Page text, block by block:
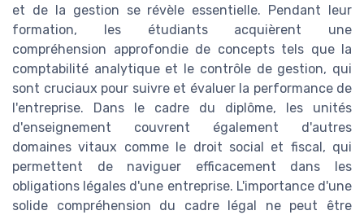
et de la gestion se révèle essentielle. Pendant leur
formation, les étudiants acquièrent une
compréhension approfondie de concepts tels que la
comptabilité analytique et le contrôle de gestion, qui
sont cruciaux pour suivre et évaluer la performance de
l'entreprise. Dans le cadre du diplôme, les unités
d'enseignement couvrent également d'autres
domaines vitaux comme le droit social et fiscal, qui
permettent de naviguer efficacement dans les
obligations légales d'une entreprise. L'importance d'une
solide compréhension du cadre légal ne peut être